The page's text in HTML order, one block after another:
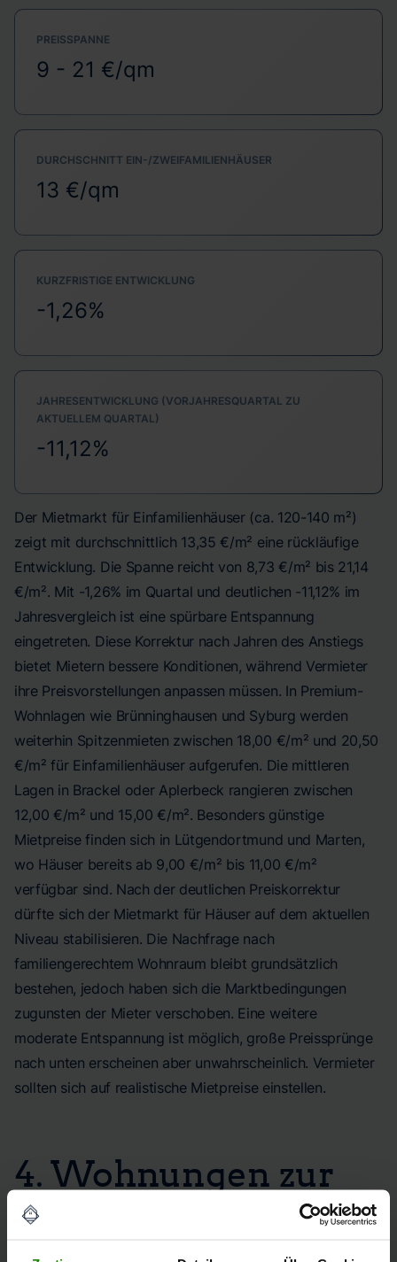
PREISSPANNE
9 - 21 €/qm
DURCHSCHNITT EIN-/ZWEIFAMILIENHÄUSER
13 €/qm
KURZFRISTIGE ENTWICKLUNG
-1,26%
JAHRESENTWICKLUNG (VORJAHRESQUARTAL ZU
AKTUELLEM QUARTAL)
-11,12%
Der Mietmarkt für Einfamilienhäuser (ca. 120-140 m²)
zeigt mit durchschnittlich 13,35 €/m² eine rückläufige
Entwicklung. Die Spanne reicht von 8,73 €/m² bis 21,14
€/m². Mit -1,26% im Quartal und deutlichen -11,12% im
Jahresvergleich ist eine spürbare Entspannung
eingetreten. Diese Korrektur nach Jahren des Anstiegs
bietet Mietern bessere Konditionen, während Vermieter
ihre Preisvorstellungen anpassen müssen. In Premium-
Wohnlagen wie Brünninghausen und Syburg werden
weiterhin Spitzenmieten zwischen 18,00 €/m² und 20,50
€/m² für Einfamilienhäuser aufgerufen. Die mittleren
Lagen in Brackel oder Aplerbeck rangieren zwischen
12,00 €/m² und 15,00 €/m². Besonders günstige
Mietpreise finden sich in Lütgendortmund und Marten,
wo Häuser bereits ab 9,00 €/m² bis 11,00 €/m²
verfügbar sind. Nach der deutlichen Preiskorrektur
dürfte sich der Mietmarkt für Häuser auf dem aktuellen
Niveau stabilisieren. Die Nachfrage nach
familiengerechtem Wohnraum bleibt grundsätzlich
bestehen, jedoch haben sich die Marktbedingungen
zugunsten der Mieter verschoben. Eine weitere
moderate Entspannung ist möglich, große Preissprünge
nach unten erscheinen aber unwahrscheinlich. Vermieter
sollten sich auf realistische Mietpreise einstellen.
4. Wohnungen zur
Miete